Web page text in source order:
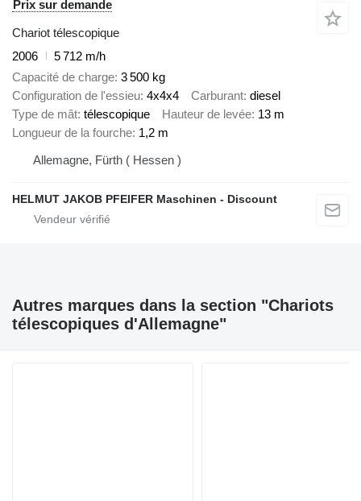
Prix sur demande
Chariot télescopique
2006
5 712 m/h
Capacité de charge 3 500 kg
Configuration de l'essieu 4x4x4 Carburant diesel
Type de mât télescopique Hauteur de levée 13 m
Longueur de la fourche 1,2 m
Allemagne, Fürth ( Hessen )
HELMUT JAKOB PFEIFER Maschinen - Discount
Autres marques dans la section "Chariots
télescopiques d'Allemagne"